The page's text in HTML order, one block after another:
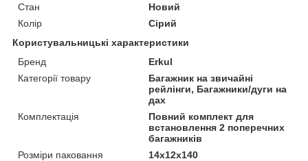
Стан
Новий
Колір
Сірий
Користувальницькі характеристики
Бренд
Erkul
Категорії товару
Багажник на звичайні
рейлінги, Багажники/дуги на
дах
Комплектація
Повний комплект для
встановлення 2 поперечних
багажників
Розміри паковання
14x12x140